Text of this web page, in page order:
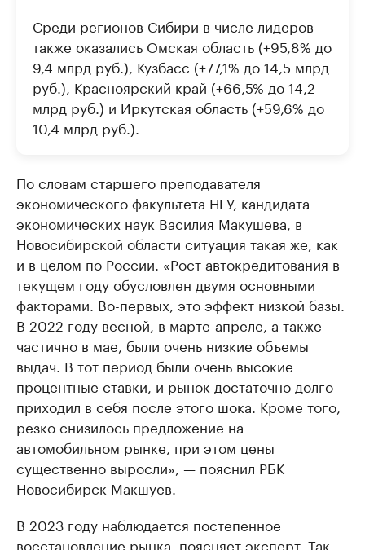
Среди регионов Сибири в числе лидеров
также оказались Омская область (+95,8% до
9,4 млрд руб.), Кузбасс (+77,1% до 14,5 млрд
руб.), Красноярский край (+66,5% до 14,2
млрд руб.) и Иркутская область (+59,6% до
10,4 млрд руб.).
По словам старшего преподавателя
экономического факультета НГУ, кандидата
экономических наук Василия Макушева, в
Новосибирской области ситуация такая же, как
и в целом по России. «Рост автокредитования в
текущем году обусловлен двумя основными
факторами. Во-первых, это эффект низкой базы.
В 2022 году весной, в марте-апреле, а также
частично в мае, были очень низкие объемы
выдач. В тот период были очень высокие
процентные ставки, и рынок достаточно долго
приходил в себя после этого шока. Кроме того,
резко снизилось предложение на
автомобильном рынке, при этом цены
существенно выросли», — пояснил РБК
Новосибирск Макшуев.
В 2023 году наблюдается постепенное
восстановление рынка, поясняет эксперт. Так,